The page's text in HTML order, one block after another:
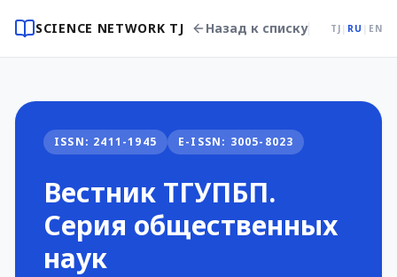
SCIENCE NETWORK TJ Назад к списку TJ | RU | EN
ISSN: 2411-1945 E-ISSN: 3005-8023
Вестник ТГУПБП.
Серия общественных
наук